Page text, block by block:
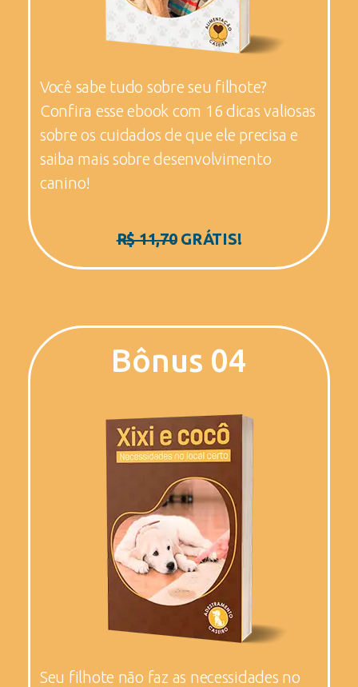
Você sabe tudo sobre seu filhote?
Confira esse ebook com 16 dicas valiosas
sobre os cuidados de que ele precisa e
saiba mais sobre desenvolvimento
canino!
R$ 11,70GRÁTIS!
Bônus 04
Seu filhote não faz as necessidades no